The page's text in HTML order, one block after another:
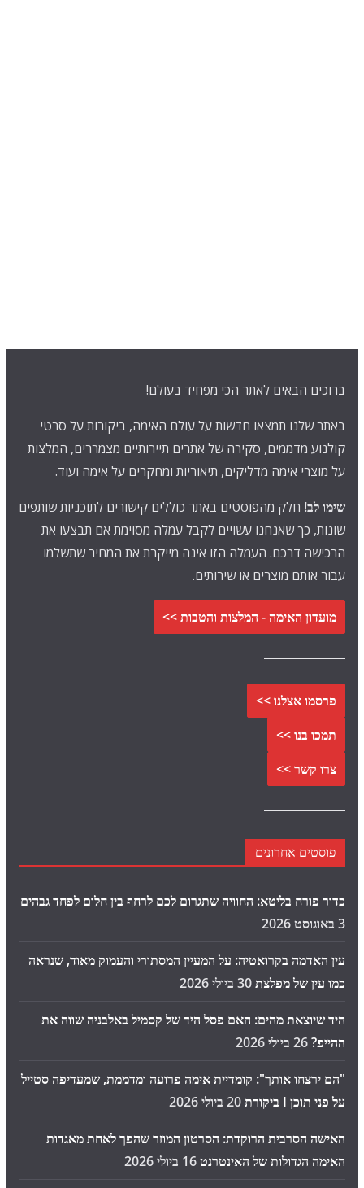
ברוכים הבאים לאתר הכי מפחיד בעולם!
באתר שלנו תמצאו חדשות על עולם האימה, ביקורות על סרטי
קולנוע מדממים, סקירה של אתרים תיירותיים מצמררים, המלצות
על מוצרי אימה מדליקים, תיאוריות ומחקרים על אימה ועוד.
שימו לב! חלק מהפוסטים באתר כוללים קישורים לתוכניות שותפים
שונות, כך שאנחנו עשויים לקבל עמלה מסוימת אם תבצעו את
הרכישה דרכם. העמלה הזו אינה מייקרת את המחיר שתשלמו
עבור אותם מוצרים או שירותים.
מועדון האימה - המלצות והטבות >>
פרסמו אצלנו >>
תמכו בנו >>
צרו קשר >>
פוסטים אחרונים
כדור פורח בליטא: החוויה שתגרום לכם לרחף בין חלום לפחד גבהים
3 באוגוסט 2026
עין האדמה בקרואטיה: על המעיין המסתורי והעמוק מאוד, שנראה
כמו עין של מפלצת30 ביולי 2026
היד שיוצאת מהים: האם פסל היד של קסמיל באלבניה שווה את
ההייפ?26 ביולי 2026
"הם ירצחו אותך": קומדיית אימה פרועה ומדממת, שמעדיפה סטייל
על פני תוכן I ביקורת
20 ביולי 2026
האישה הסרבית הרוקדת: הסרטון המוזר שהפך לאחת מאגדות
האימה הגדולות של האינטרנט16 ביולי 2026